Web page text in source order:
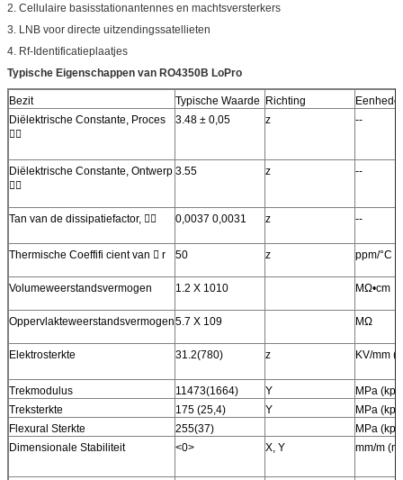
2. Cellulaire basisstationantennes en machtsversterkers
3. LNB voor directe uitzendingssatellieten
4. Rf-Identificatieplaatjes
Typische Eigenschappen van RO4350B LoPro
Bezit Typische Waarde Richting
Diëlektrische Constante, Proces

3.48 ± 0,05 z --
Diëlektrische Constante, Ontwerp

3.55 z --
Tan van de dissipatiefactor,  0,0037 0,0031 z --
Thermische Coeffifi cient van  r 50 z ppm/°C
Volumeweerstandsvermogen 1.2 X 1010 MΩ•cm
Oppervlakteweerstandsvermogen5.7 X 109 MΩ
Elektrosterkte 31.2(780) z KV/mm
Trekmodulus 11473(1664) Y
MPa
Treksterkte
175 (25,4) Y
MPa
Flexural Sterkte
255(37)
MPa
Dimensionale Stabiliteit
<0> X, Y mm/m